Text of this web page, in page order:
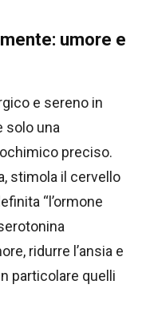
umore e
e sereno in
solo una
preciso.
stimola il cervello
“l’ormone
ridurre l’ansia e
particolare quelli